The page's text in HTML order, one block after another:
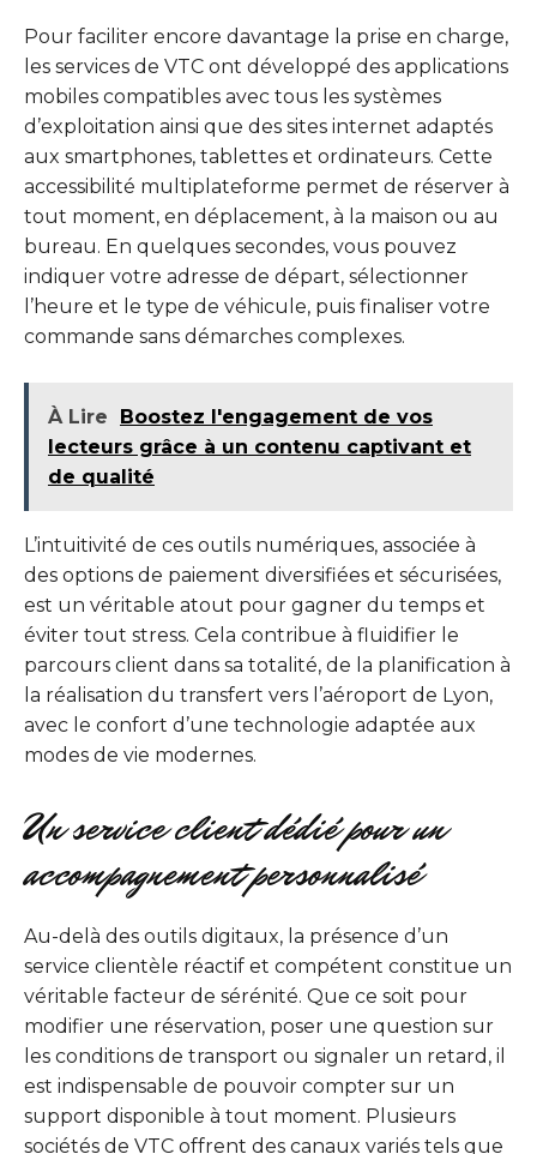
Pour faciliter encore davantage la prise en charge,
les services de VTC ont développé des applications
mobiles compatibles avec tous les systèmes
d’exploitation ainsi que des sites internet adaptés
aux smartphones, tablettes et ordinateurs. Cette
accessibilité multiplateforme permet de réserver à
tout moment, en déplacement, à la maison ou au
bureau. En quelques secondes, vous pouvez
indiquer votre adresse de départ, sélectionner
l’heure et le type de véhicule, puis finaliser votre
commande sans démarches complexes.
À Lire
Boostez l'engagement de vos
lecteurs grâce à un contenu captivant et
de qualité
L’intuitivité de ces outils numériques, associée à
des options de paiement diversifiées et sécurisées,
est un véritable atout pour gagner du temps et
éviter tout stress. Cela contribue à fluidifier le
parcours client dans sa totalité, de la planification à
la réalisation du transfert vers l’aéroport de Lyon,
avec le confort d’une technologie adaptée aux
modes de vie modernes.
Un service client dédié pour un
accompagnement personnalisé
Au-delà des outils digitaux, la présence d’un
service clientèle réactif et compétent constitue un
véritable facteur de sérénité. Que ce soit pour
modifier une réservation, poser une question sur
les conditions de transport ou signaler un retard, il
est indispensable de pouvoir compter sur un
support disponible à tout moment. Plusieurs
sociétés de VTC offrent des canaux variés tels que